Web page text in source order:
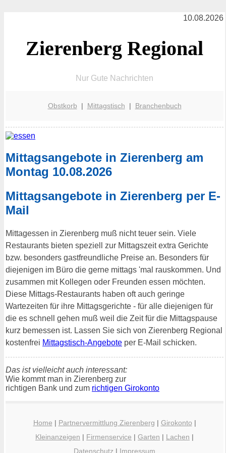
10.08.2026
Zierenberg Regional
Nur Gute Nachrichten
Obstkorb | Mittagstisch | Branchenbuch
Mittagsangebote in Zierenberg am
Montag 10.08.2026
Mittagsangebote in Zierenberg per E-
Mail
Mittagessen in Zierenberg muß nicht teuer sein. Viele
Restaurants bieten speziell zur Mittagszeit extra Gerichte
bzw. besonders gastfreundliche Preise an. Besonders für
diejenigen im Büro die gerne mittags 'mal rauskommen. Und
zusammen mit Kollegen oder Freunden essen möchten.
Diese Mittags-Restaurants haben oft auch geringe
Wartezeiten für ihre Mittagsgerichte - für alle diejenigen für
die es schnell gehen muß weil die Zeit für die Mittagspause
kurz bemessen ist. Lassen Sie sich von Zierenberg Regional
kostenfrei Mittagstisch-Angebote per E-Mail schicken.
Das ist vielleicht auch interessant:
Wie kommt man in Zierenberg zur
richtigen Bank und zum richtigen Girokonto
Home | Partnervermittlung Zierenberg | Girokonto |
Kleinanzeigen | Firmenservice | Garten | Lachen |
Datenschutz | Impressum